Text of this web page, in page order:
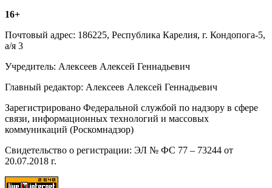
16+
Почтовый адрес: 186225, Республика Карелия, г. Кондопога-5,
а/я 3
Учредитель: Алексеев Алексей Геннадьевич
Главный редактор: Алексеев Алексей Геннадьевич
Зарегистрировано Федеральной службой по надзору в сфере
связи, информационных технологий и массовых
коммуникаций (Роскомнадзор)
Свидетельство о регистрации: ЭЛ № ФС 77 – 73244 от
20.07.2018 г.